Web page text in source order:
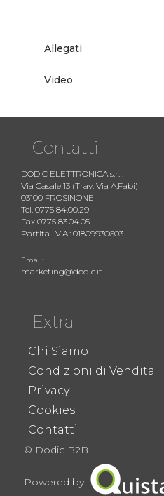
Allegati
Video
Contatti
DODIC ELETTRONICA s.r.l.
Via Casale 13 (Trav. Via A.Fabi)
03100 FROSINONE
Tel. 0775 84.00.29
Fax 0775 83.04.05
Partita I.V.A.: 01809930603
Email:
marketing@dodic.it
Extra
Chi Siamo
Condizioni di Vendita
Privacy
Cookies
Contatti
© Dodic B2B
Powered by